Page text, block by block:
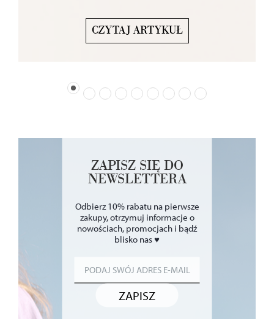
CZYTAJ ARTYKUŁ
ZAPISZ SIĘ DO
NEWSLETTERA
Odbierz 10% rabatu na pierwsze
zakupy, otrzymuj informacje o
nowościach, promocjach i bądź
blisko nas ♥
ZAPISZ